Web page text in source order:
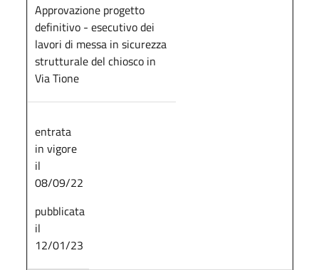
Approvazione progetto
definitivo - esecutivo dei
lavori di messa in sicurezza
strutturale del chiosco in
Via Tione
entrata
in vigore
il
08/09/22
pubblicata
il
12/01/23